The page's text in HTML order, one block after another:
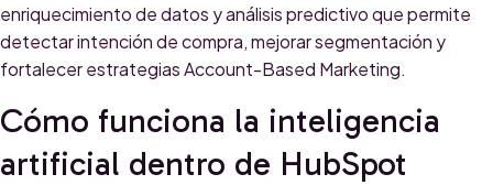
enriquecimiento de datos y análisis predictivo que permite
detectar intención de compra, mejorar segmentación y
fortalecer estrategias Account-Based Marketing.
Cómo funciona la inteligencia
artificial dentro de HubSpot